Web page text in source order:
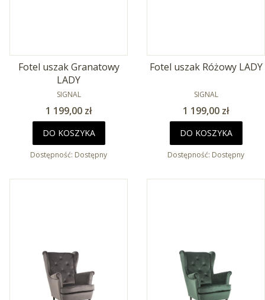
Fotel uszak Granatowy
LADY
PRODUCENT
SIGNAL
Cena
1 199,00 zł
DO KOSZYKA
Dostępność: Dostępny
Fotel uszak Różowy LADY
PRODUCENT
SIGNAL
Cena
1 199,00 zł
DO KOSZYKA
Dostępność: Dostępny